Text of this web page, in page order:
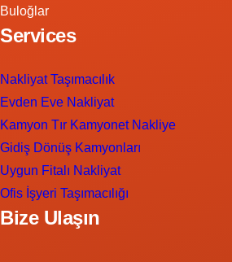
Buloğlar
Services
Nakliyat Taşımacılık
Evden Eve Nakliyat
Kamyon Tır Kamyonet Nakliye
Gidiş Dönüş Kamyonları
Uygun Fitalı Nakliyat
Ofis İşyeri Taşımacılığı
Bize Ulaşın